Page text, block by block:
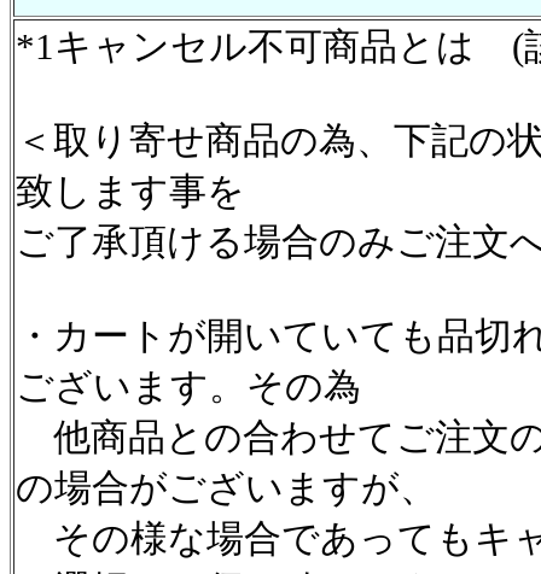
*1キャンセル不可商品とは (
＜取り寄せ商品の為、下記の
致します事を
ご了承頂ける場合のみご注文
・カートが開いていても品切
ございます。その為
他商品との合わせてご注文
の場合がございますが、
その様な場合であってもキ